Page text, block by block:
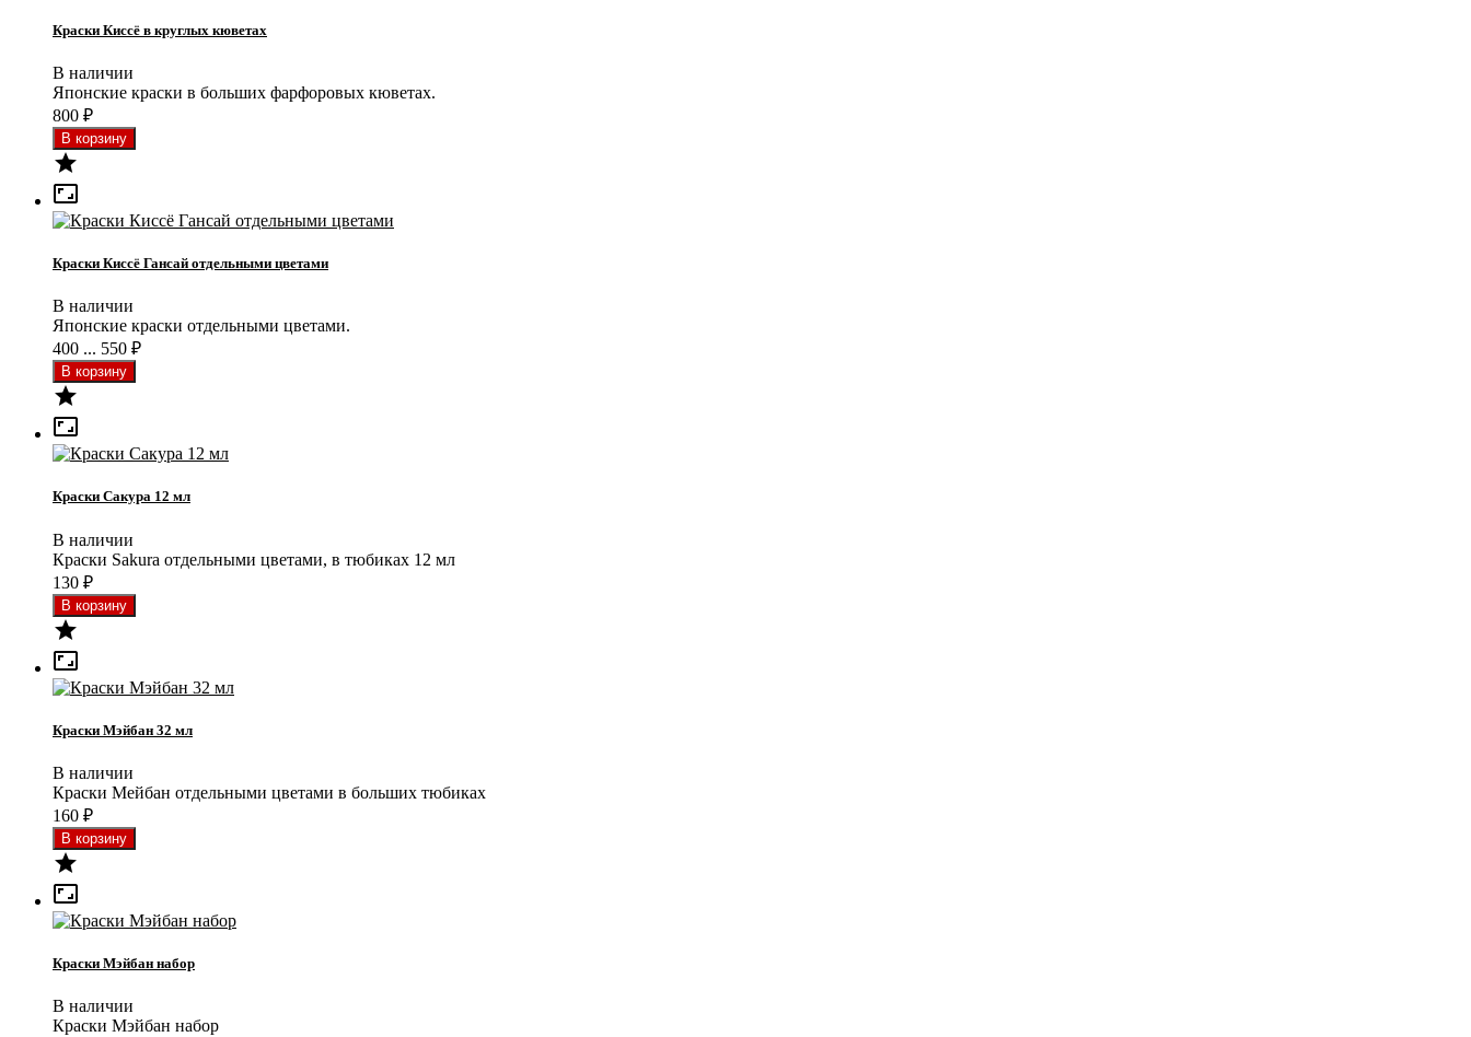
Краски Киссё в круглых кюветах
В наличии
Японские краски в больших фарфоровых кюветах.
800 ₽


Краски Киссё Гансай отдельными цветами
В наличии
Японские краски отдельными цветами.
400 ... 550 ₽


Краски Сакура 12 мл
В наличии
Краски Sakura отдельными цветами, в тюбиках 12 мл
130 ₽


Краски Мэйбан 32 мл
В наличии
Краски Мейбан отдельными цветами в больших тюбиках
160 ₽


Краски Мэйбан набор
В наличии
Краски Мэйбан набор